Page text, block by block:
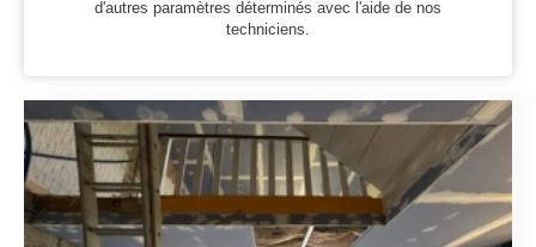
d'autres paramètres déterminés avec l'aide de nos
techniciens.